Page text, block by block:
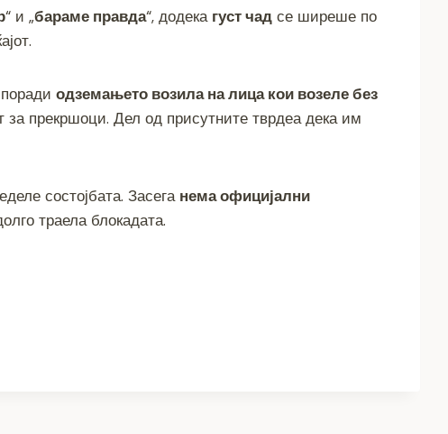
“ и „бараме правда“, додека густ чад се ширеше по
одземањето возила на лица кои возеле без
за прекршоци. Дел од присутните тврдеа дека им
состојбата. Засега нема официјални
траела блокадата.